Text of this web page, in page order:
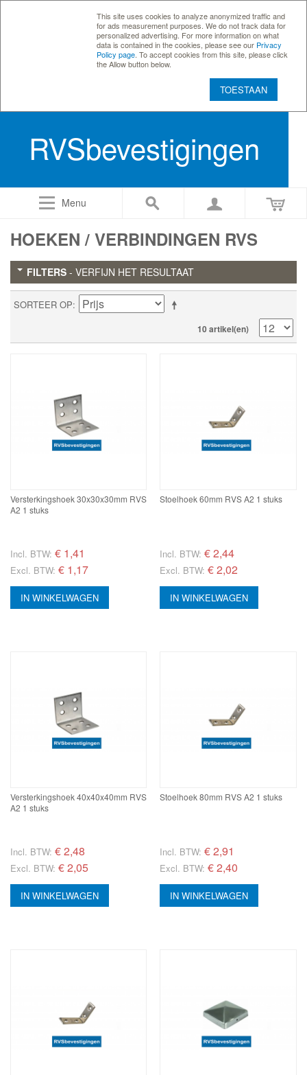
This site uses cookies to analyze anonymized traffic and
for ads measurement purposes. We do not track data for
personalized advertising. For more information on what
data is contained in the cookies, please see our Privacy
Policy page . To accept cookies from this site, please click
the Allow button below.
TOESTAAN
RVSbevestigingen
Menu
HOEKEN / VERBINDINGEN RVS
FILTERS - VERFIJN HET RESULTAAT
SORTEER OP
10 artikel(en)
Versterkingshoek 30x30x30mm RVS
A2 1 stuks
Incl. BTW: € 1,41
Excl. BTW: € 1,17
IN WINKELWAGEN
Stoelhoek 60mm RVS A2 1 stuks
Incl. BTW: €2,44
Excl. BTW: € 2,02
IN WINKELWAGEN
Versterkingshoek 40x40x40mm RVS
A2 1 stuks
Incl. BTW: €2,48
Excl. BTW: € 2,05
IN WINKELWAGEN
Stoelhoek 80mm RVS A2 1 stuks
Incl. BTW: €2,91
Excl. BTW: € 2,40
IN WINKELWAGEN